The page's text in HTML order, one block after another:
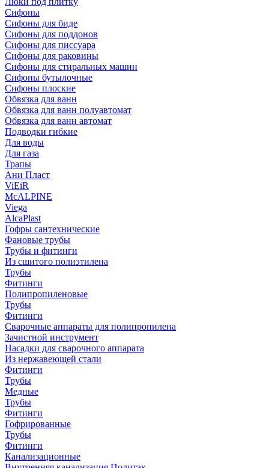
Сифоны
Сифoны для биде
Сифoны для поддонов
Сифoны для писсуара
Сифоны для раковины
Сифоны для стиральных машин
Сифоны бутылочные
Сифоны плоские
Обвязка для ванн
Обвязка для ванн полуавтомат
Обвязка для ванн автомат
Подводки гибкие
Для воды
Для газа
Трапы
Ани Пласт
ViEiR
McALPINE
Viega
AlcaPlast
Гофры сантехнические
Фановые трубы
Трубы и фитинги
Из сшитого полиэтилена
Трубы
Фитинги
Полипропиленовые
Трубы
Фитинги
Сварочные аппараты для полипропилена
Зачистной инструмент
Насадки для сварочного аппарата
Из нержавеющей стали
Фитинги
Трубы
Медные
Трубы
Фитинги
Гофрированные
Трубы
Фитинги
Канализационные